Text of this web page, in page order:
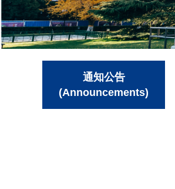
通知公告
(Announcements)